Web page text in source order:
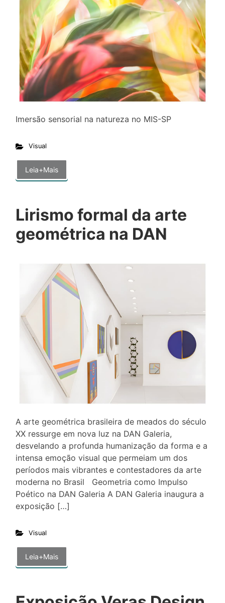
Imersão sensorial na natureza no MIS-SP
Visual
Leia+Mais
Lirismo formal da arte
geométrica na DAN
A arte geométrica brasileira de meados do século
XX ressurge em nova luz na DAN Galeria,
desvelando a profunda humanização da forma e a
intensa emoção visual que permeiam um dos
períodos mais vibrantes e contestadores da arte
moderna no Brasil Geometria como Impulso
Poético na DAN Galeria A DAN Galeria inaugura a
exposição […]
Visual
Leia+Mais